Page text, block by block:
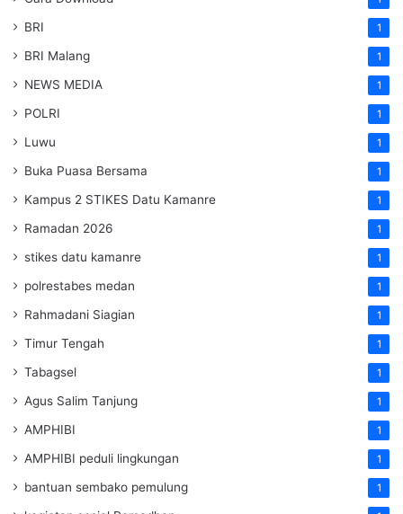
BRI 1
BRI Malang 1
NEWS MEDIA 1
POLRI 1
Luwu 1
Buka Puasa Bersama 1
Kampus 2 STIKES Datu Kamanre 1
Ramadan 2026 1
stikes datu kamanre 1
polrestabes medan 1
Rahmadani Siagian 1
Timur Tengah 1
Tabagsel 1
Agus Salim Tanjung 1
AMPHIBI 1
AMPHIBI peduli lingkungan 1
bantuan sembako pemulung 1